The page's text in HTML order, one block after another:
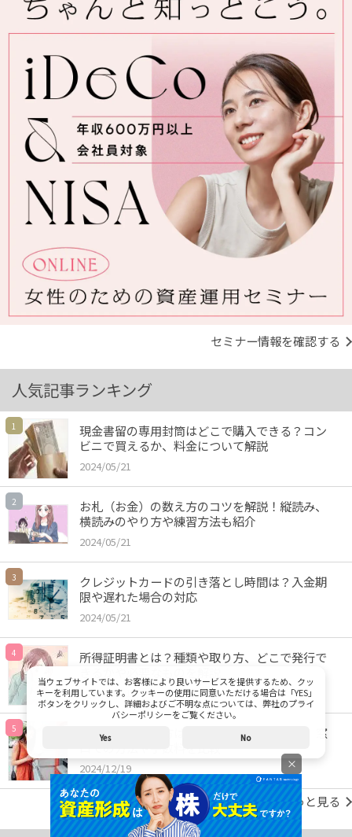
セミナー情報を確認する
人気記事ランキング
1
現金書留の専用封筒はどこで購入できる？コン
ビニで買えるか、料金について解説
2024/05/21
2
お札（お金）の数え方のコツを解説！縦読み、
横読みのやり方や練習方法も紹介
2024/05/21
3
クレジットカードの引き落とし時間は？入金期
限や遅れた場合の対応
2024/05/21
4
所得証明書とは？種類や取り方、どこで発行で
2024/05/21
5
銀行振込のやり方は？現金やコンビニATM、窓
口での方法や手数料を比較
2024/12/19
ランキングをもっと見る
当ウェブサイトでは、お客様により良いサービスを提供するため、クッ
キーを利用しています。クッキーの使用に同意いただける場合は「YES」
ボタンをクリックし、詳細およびご不明な点については、弊社のプライ
バシーポリシーをご覧ください。
Yes No
×